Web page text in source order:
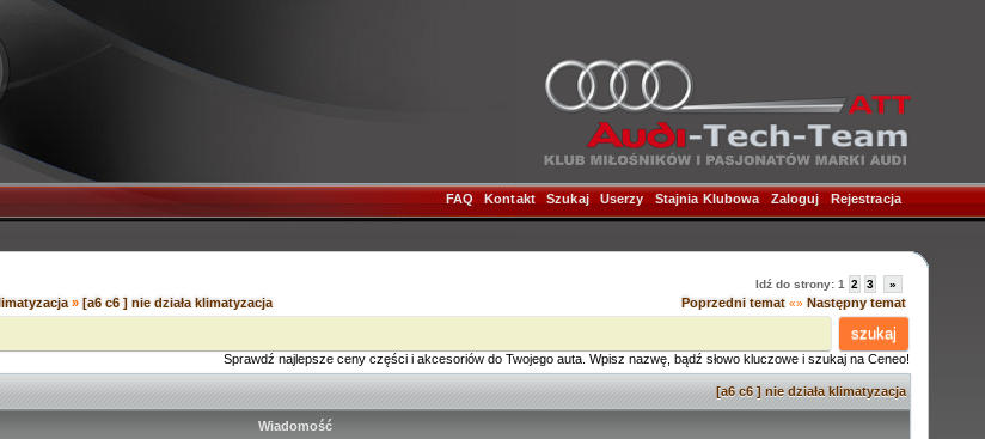
FAQ |Kontakt| Szukaj| Userzy Stajnia Klubowa Zaloguj Rejestracja
» [a6 c6 ] nie działa klimatyzacja
Idź do strony: 1 2 3 »
Poprzedni temat «» Następny temat
szukaj
Sprawdź najlepsze ceny części i akcesoriów do Twojego auta. Wpisz nazwę, bądź słowo kluczowe i szukaj na Ceneo!
[a6 c6 ] nie działa klimatyzacja
Wiadomość